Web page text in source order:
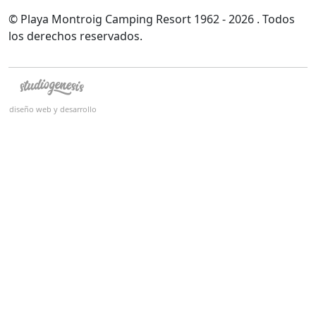
© Playa Montroig Camping Resort 1962 - 2026 . Todos
los derechos reservados.